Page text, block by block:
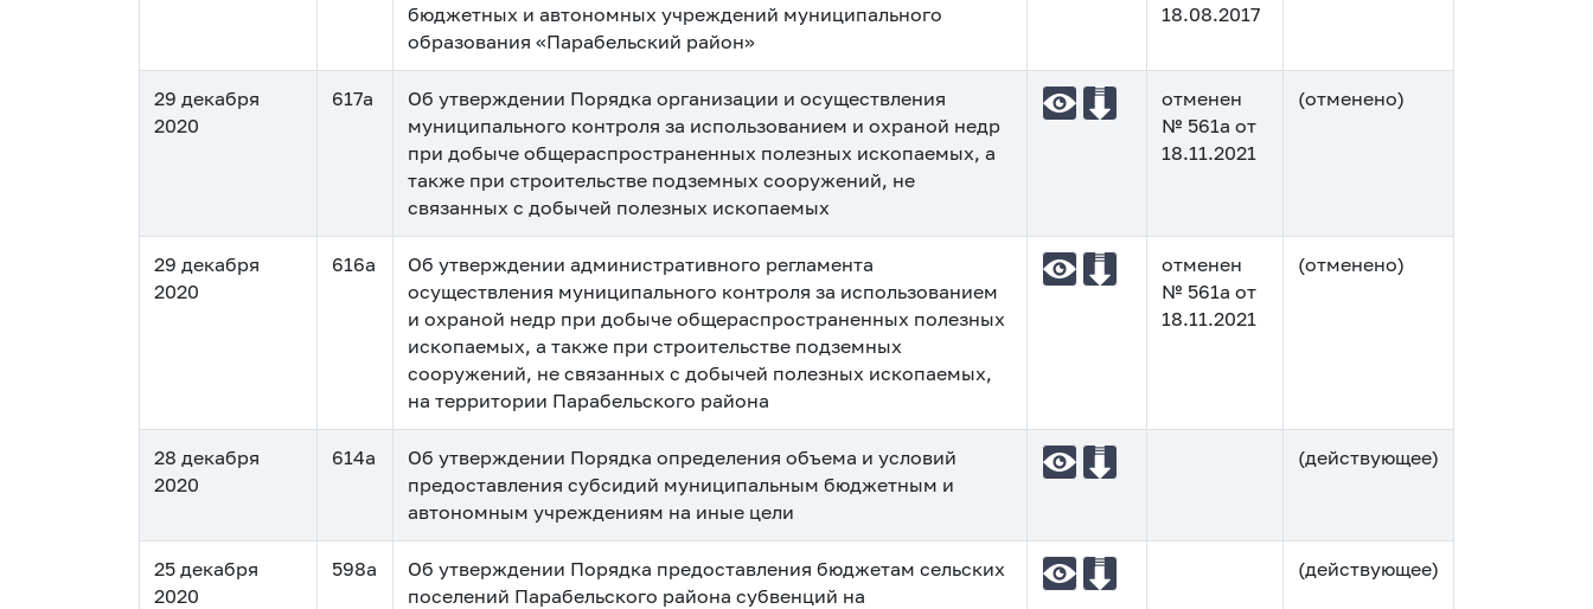
бюджетных и автономных учреждений муниципального
образования «Парабельский район»
18.08.2017
29 декабря
2020
617а
Об утверждении Порядка организации и осуществления
муниципального контроля за использованием и охраной недр
при добыче общераспространенных полезных ископаемых, а
также при строительстве подземных сооружений, не
связанных с добычей полезных ископаемых
отменен
№ 561а от
18.11.2021
(отменено)
29 декабря
2020
616а
Об утверждении административного регламента
осуществления муниципального контроля за использованием
и охраной недр при добыче общераспространенных полезных
ископаемых, а также при строительстве подземных
сооружений, не связанных с добычей полезных ископаемых,
на территории Парабельского района
отменен
№ 561а от
18.11.2021
(отменено)
28 декабря
2020
614а
Об утверждении Порядка определения объема и условий
предоставления субсидий муниципальным бюджетным и
автономным учреждениям на иные цели
(действующее)
25 декабря
2020
598а
Об утверждении Порядка предоставления бюджетам сельских
поселений Парабельского района субвенций на
(действующее)